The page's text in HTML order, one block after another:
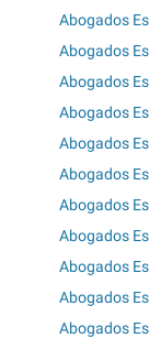
Abogados
Abogados
Abogados
Abogados
Abogados
Abogados
Abogados
Abogados
Abogados
Abogados
Abogados